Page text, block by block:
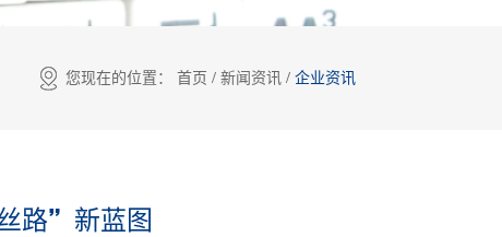
您现在的位置： 首页 / 新闻资讯 / 企业资讯
路”新蓝图